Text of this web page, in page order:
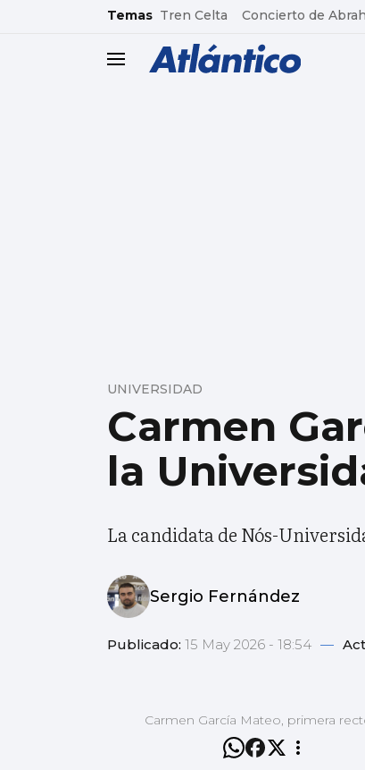
common.go-to-content
Temas Tren Celta Concierto de
header.menu.open
Carmen
la
UNIVERSIDAD
La candidata de Nós-
Sergio Fernández
Publicado: 15 May 2026 - 18:54 —
Carmen García Mateo, primera